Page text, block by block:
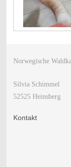
Norwegische
Silvia Schimmel
52525 Heinsberg
Kontakt